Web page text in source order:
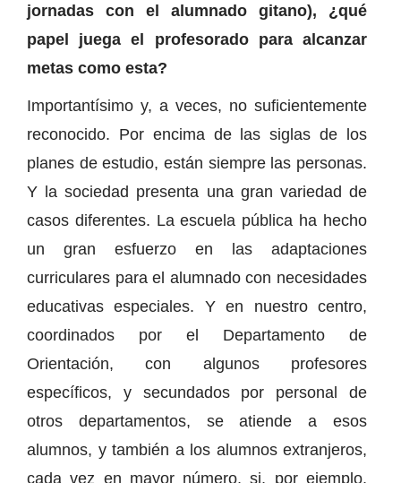
jornadas con el alumnado gitano), ¿qué
papel juega el profesorado para alcanzar
metas como esta?
Importantísimo y, a veces, no suficientemente
reconocido. Por encima de las siglas de los
planes de estudio, están siempre las personas.
Y la sociedad presenta una gran variedad de
casos diferentes. La escuela pública ha hecho
un gran esfuerzo en las adaptaciones
curriculares para el alumnado con necesidades
educativas especiales. Y en nuestro centro,
coordinados por el Departamento de
Orientación, con algunos profesores
específicos, y secundados por personal de
otros departamentos, se atiende a esos
alumnos, y también a los alumnos extranjeros,
cada vez en mayor número, si, por ejemplo,